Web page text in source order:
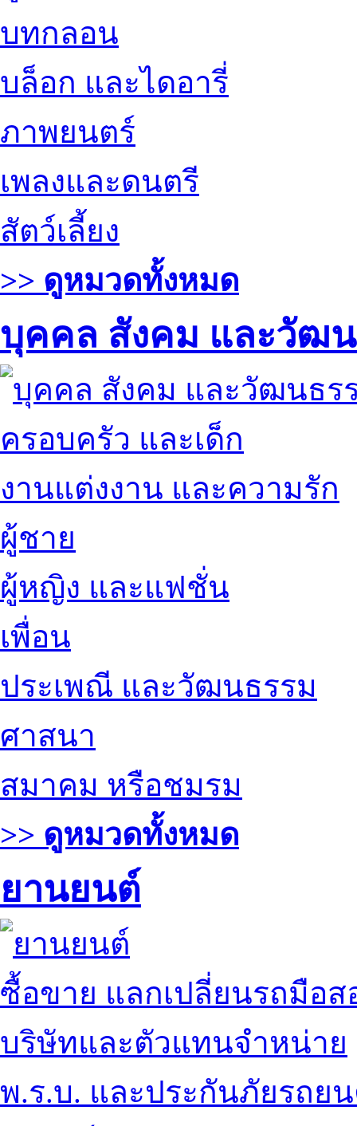
บทกลอน
บล็อก และไดอารี่
ภาพยนตร์
เพลงและดนตรี
สัตว์เลี้ยง
>> ดูหมวดทั้งหมด
บุคคล สังคม และวัฒ
ครอบครัว และเด็ก
งานแต่งงาน และความรัก
ผู้ชาย
ผู้หญิง และแฟชั่น
เพื่อน
ประเพณี และวัฒนธรรม
ศาสนา
สมาคม หรือชมรม
>> ดูหมวดทั้งหมด
ยานยนต์
ซื้อขาย แลกเปลี่ยนรถมือส
บริษัทและตัวแทนจำหน่าย
พ.ร.บ. และประกันภัยรถย